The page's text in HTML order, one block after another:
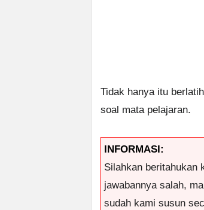
Tidak hanya itu
soal mata pelajaran.
INFORMASI:
Silahkan beritahukan
jawabannya salah,
sudah kami susun